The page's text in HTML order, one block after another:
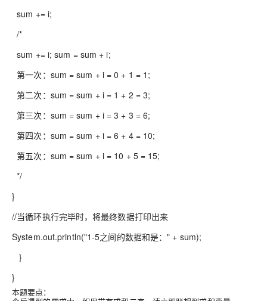
sum += i;
/*
sum += i; sum = sum + i;
第一次：sum = sum + i = 0 + 1 = 1;
第二次：sum = sum + i = 1 + 2 = 3;
第三次：sum = sum + i = 3 + 3 = 6;
第四次：sum = sum + i = 6 + 4 = 10;
第五次：sum = sum + i = 10 + 5 = 15;
*/
}
//当循环执行完毕时，将最终数据打印出来
System.out.println("1-5之间的数据和是：" + sum);
}
}
本题要点：